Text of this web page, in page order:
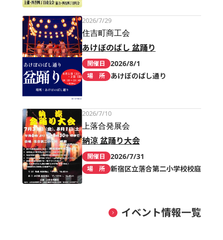
2026/7/29
住吉町商工会
あけぼのばし 盆踊り
開催日 2026/8/1
場 所 あけぼのばし通り
2026/7/10
上落合発展会
納涼 盆踊り大会
開催日 2026/7/31
場 所 新宿区立落合第二小学校校庭
イベント情報一覧